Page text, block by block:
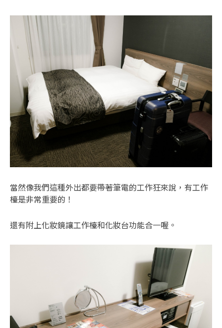
當然像我們這種外出都要帶著筆電的工作狂來說，有工作
檯是非常重要的！
還有附上化妝鏡讓工作檯和化妝台功能合一喔。